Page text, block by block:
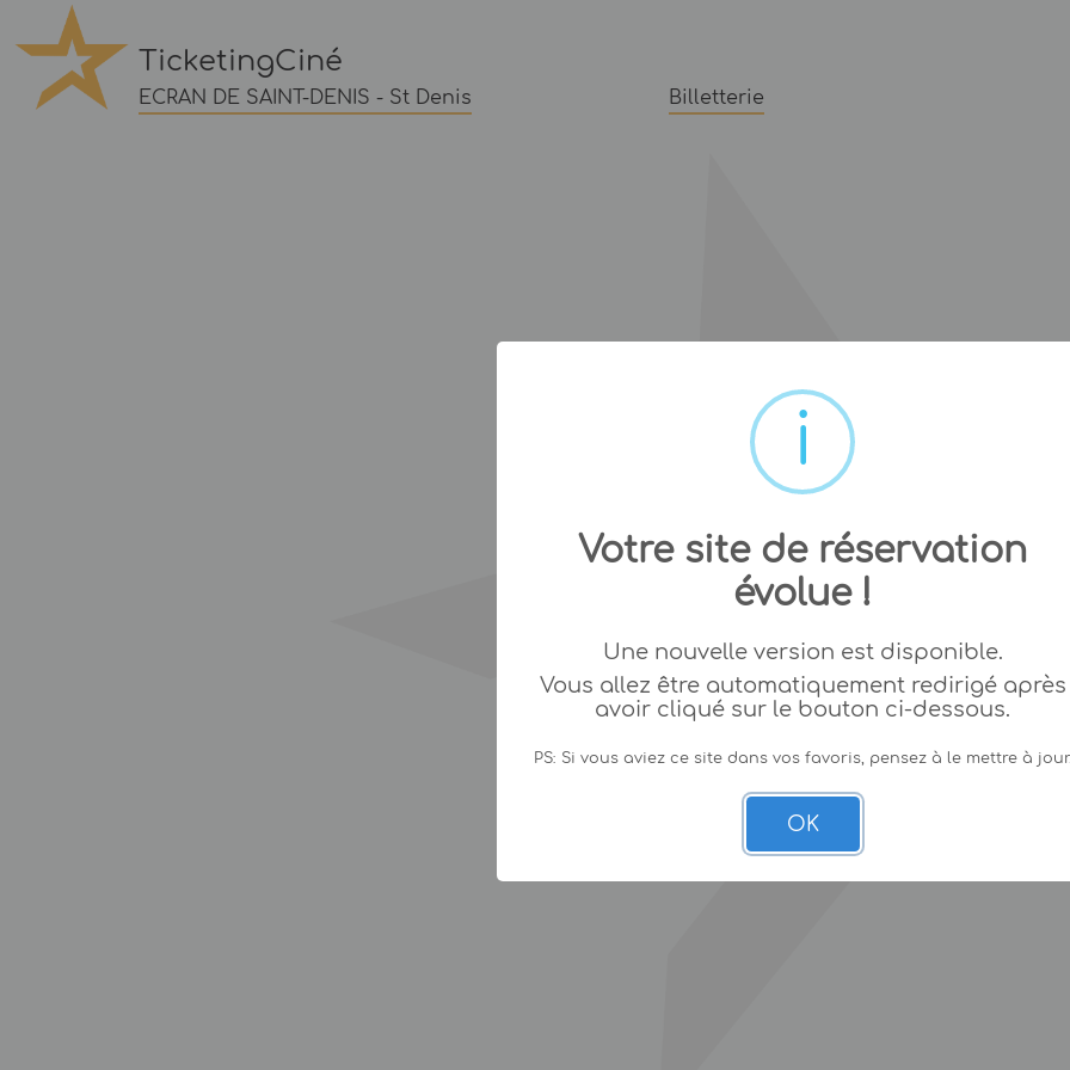
TicketingCiné
ECRAN DE SAINT-DENIS - St Denis Billetterie
Votre site de réservation
évolue !
Une nouvelle version est disponible.
Vous allez être automatiquement redirigé après
avoir cliqué sur le bouton ci-dessous.
PS: Si vous aviez ce site dans vos favoris, pensez à le mettre à
OK